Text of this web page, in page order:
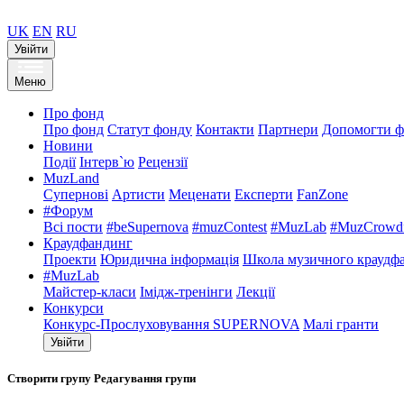
UK EN RU
Увійти
Меню
Про фонд
Про фонд Статут фонду Контакти Партнери Допомогти
Новини
Події Інтерв`ю Рецензії
MuzLand
Супернові Артисти Меценати Експерти FanZone
#Форум
Всі пости #beSupernova #muzContest #MuzLab
Краудфандинг
Проекти Юридична інформація Школа музичного
#MuzLab
Майстер-класи Імідж-тренінги Лекції
Конкурси
Конкурс-Прослуховування SUPERNOVA Малі гранти
Увійти
Створити групу Редагування групи